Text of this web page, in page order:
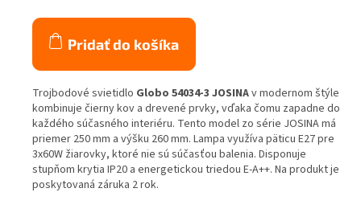
Pridať do košíka
Trojbodové svietidlo Globo 54034-3 JOSINAv modernom štýle
kombinuje čierny kov a drevené prvky, vďaka čomu zapadne do
každého súčasného interiéru. Tento model zo série JOSINA má
priemer 250 mm a výšku 260 mm. Lampa využíva päticu E27 pre
3x60W žiarovky, ktoré nie sú súčasťou balenia. Disponuje
stupňom krytia IP20 a energetickou triedou E-A++. Na produkt je
poskytovaná záruka 2 rok.